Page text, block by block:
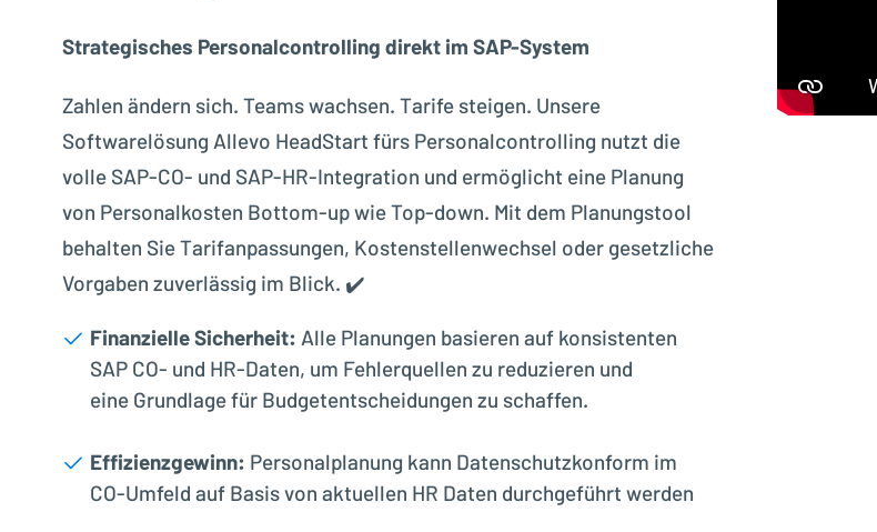
Strategisches Personalcontrolling direkt im SAP-System
Zahlen ändern sich. Teams wachsen. Tarife steigen. Unsere
Softwarelösung Allevo HeadStart fürs Personalcontrolling nutzt die
volle SAP-CO- und SAP-HR-Integration und ermöglicht eine Planung
von Personalkosten Bottom-up wie Top-down. Mit dem Planungstool
behalten Sie Tarifanpassungen, Kostenstellenwechsel oder gesetzliche
Vorgaben zuverlässig im Blick. ✔️
Finanzielle Sicherheit: Alle Planungen basieren auf konsistenten
SAP CO- und HR-Daten, um Fehlerquellen zu reduzieren und
eine Grundlage für Budgetentscheidungen zu schaffen.
Effizienzgewinn: Personalplanung kann Datenschutzkonform im
CO-Umfeld auf Basis von aktuellen HR Daten durchgeführt werden